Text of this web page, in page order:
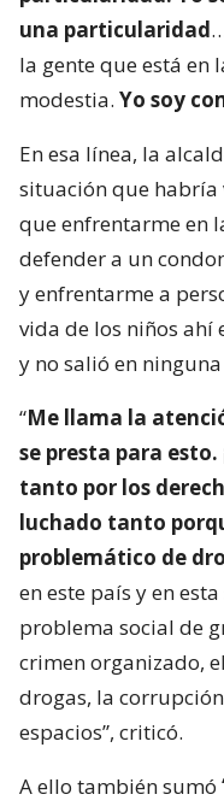
una particularidad
la gente que está
modestia. Yo soy
En esa línea, la
situación que habría
que enfrentarme en
defender a un
y enfrentarme a
vida de los niños ahí
y no salió en
“Me llama la
se presta para
tanto por los
luchado tanto
problemático de
en este país y en
problema social de
crimen organizado,
drogas, la
espacios”, criticó.
A ello también sumó